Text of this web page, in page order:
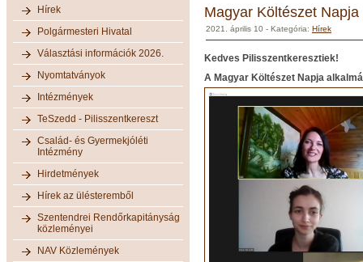
Hírek
Polgármesteri Hivatal
Választási információk 2026.
Nyomtatványok
Intézmények
TeSzedd - Pilisszentkereszt
Család- és Gyermekjóléti
Intézmény
Hirdetmények
Hírek az ülésteremből
Szentendrei Rendőrkapitányság
közleményei
NAV Közlemények
Magyar Költészet Napja
2021. április 10 - Kategória: Hírek
Kedves Pilisszentkeresztiek!
A Magyar Költészet Napja